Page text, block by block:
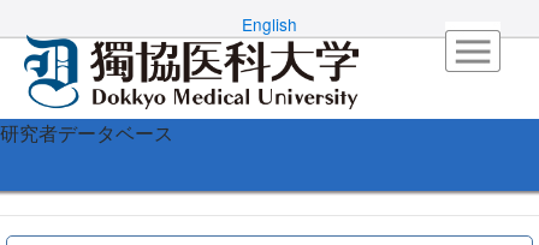
English
研究者データベース